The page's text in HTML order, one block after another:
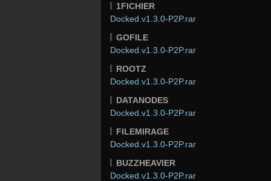
1FICHIER
Docked.v1.3.0-P2P.rar
GOFILE
Docked.v1.3.0-P2P.rar
ROOTZ
Docked.v1.3.0-P2P.rar
DATANODES
Docked.v1.3.0-P2P.rar
FILEMIRAGE
Docked.v1.3.0-P2P.rar
BUZZHEAVIER
Docked.v1.3.0-P2P.rar